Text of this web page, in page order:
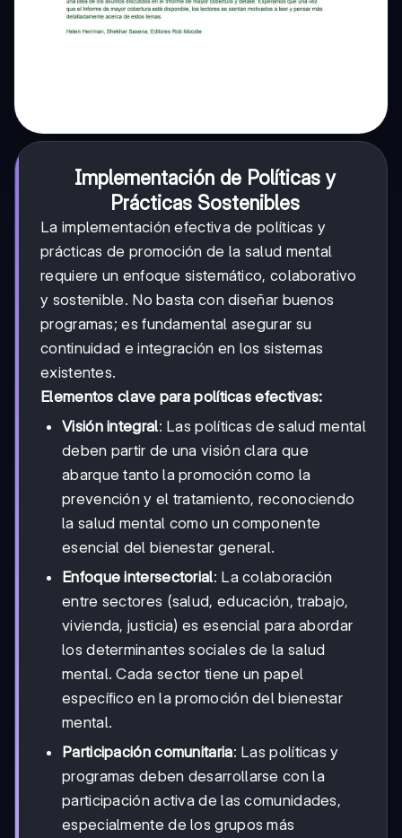
Implementación de Políticas y
Prácticas Sostenibles
La implementación efectiva de políticas y
prácticas de promoción de la salud mental
requiere un enfoque sistemático, colaborativo
y sostenible. No basta con diseñar buenos
programas; es fundamental asegurar su
continuidad e integración en los sistemas
existentes.
Elementos clave para políticas efectivas:
Visión integral: Las políticas de salud mental
deben partir de una visión clara que
abarque tanto la promoción como la
prevención y el tratamiento, reconociendo
la salud mental como un componente
esencial del bienestar general.
Enfoque intersectorial: La colaboración
entre sectores (salud, educación, trabajo,
vivienda, justicia) es esencial para abordar
los determinantes sociales de la salud
mental. Cada sector tiene un papel
específico en la promoción del bienestar
mental.
Participación comunitaria: Las políticas y
programas deben desarrollarse con la
participación activa de las comunidades,
especialmente de los grupos más